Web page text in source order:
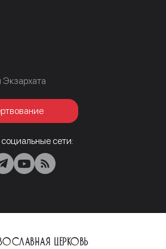
Экзархата
сети:
Церковь